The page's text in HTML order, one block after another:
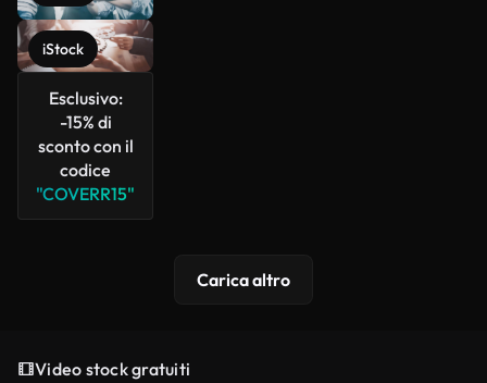
iStock
Esclusivo:
-15% di
sconto con il
codice
"COVERR15"
Carica altro
Video stock gratuiti